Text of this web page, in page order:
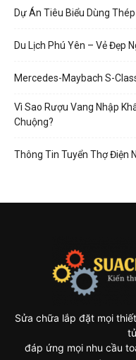
Dự Án Tiêu Biểu Dùng
Du Lịch Phú Yên – Vẻ Đẹp
Mercedes-Maybach S-
Vì Sao Rượu Vang Nhập
Chuộng?
Thông Tin Tuyển Thợ Điện
Sửa chữa lắp đặt mọi
đáp ứng mọi nhu cầu